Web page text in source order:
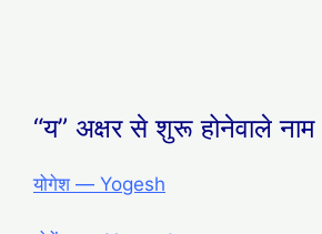
“य” अक्षर से शुरू होनेवाले नाम
योगेश ― Yogesh